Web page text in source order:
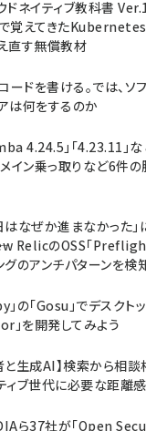
ドネイティブ教科書
覚えてきたKubernetes
直す無償教材
ードを書ける。では、ソ
は何をするのか
4.24.5」「4.23.11」
イン乗っ取りなど6件
はなぜか進まなかった
RelicのOSS「
グのアンチパターンを検
」の「Gosu」でデスクト
」を開発してみよう
と生成AI】検索から相
ィブ世代に必要な距離
ら37社が「Open